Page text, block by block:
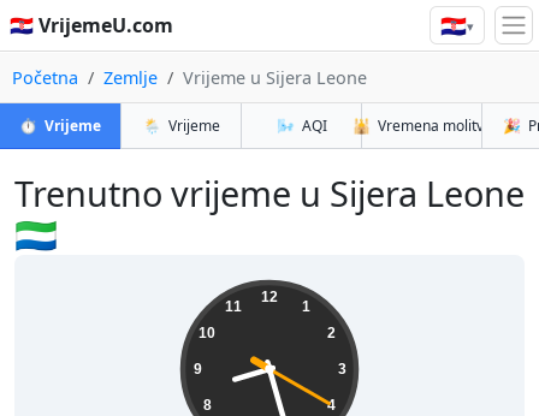
🇭🇷 VrijemeU.com 🇭🇷▾
Početna Zemlje Vrijeme u Sijera Leone
⏱️ Vrijeme 🌦️ Vrijeme 🌬️ AQI 🕌 Vremena molitve 🎉
Trenutno vrijeme u Sijera Leone
🇸🇱
12
1
2
3
4
8
9
10
11